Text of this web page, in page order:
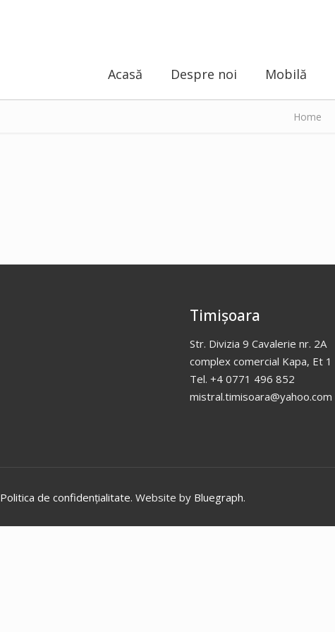
Acasă Despre noi Mobilă
Home
Timișoara
Str. Divizia 9 Cavalerie nr. 2A
complex comercial Kapa, Et 1
Tel. +4 0771 496 852
mistral.timisoara@yahoo.com
Politica de confidențialitate. Website by Bluegraph.